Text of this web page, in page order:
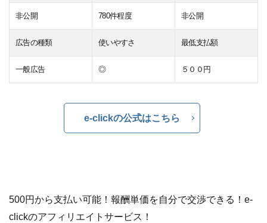
非公開 780件程度 非公開
広告の種類 使いやすさ 最低支払額
一般広告 ◎ ５００円
e-clickの公式はこちら
500円から支払い可能！報酬単価を自分で交渉できる！e-
clickのアフィリエイトサービス！